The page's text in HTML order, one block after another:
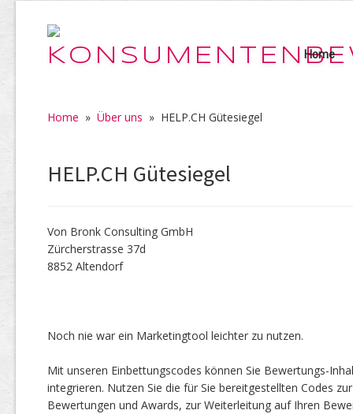
Home
Home » Über uns » HELP.CH Gütesiegel
HELP.CH Gütesiegel
Von Bronk Consulting GmbH
Zürcherstrasse 37d
8852 Altendorf
Noch nie war ein Marketingtool leichter zu nutzen.
Mit unseren Einbettungscodes können Sie Bewertungs-
integrieren. Nutzen Sie die für Sie bereitgestellten Codes
Bewertungen und Awards, zur Weiterleitung auf Ihren